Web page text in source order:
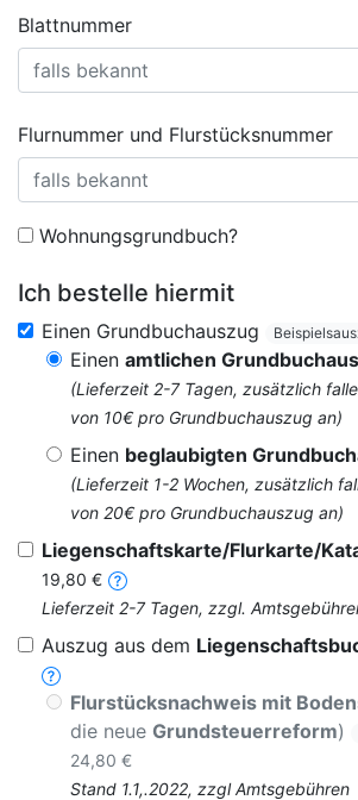
Blattnummer
Flurnummer und Flurstücksnummer
Wohnungsgrundbuch?
Ich bestelle hiermit
Einen Grundbuchauszug
Einen amtlichen
(Lieferzeit 2-7 Tagen, zusätzlich
von 10€ pro Grundbuchauszug an)
Einen beglaubigten
(Lieferzeit 1-2 Wochen, zusätzlich
von 20€ pro Grundbuchauszug an)
Liegenschaftskarte/Flurkarte/
19,80 €
Lieferzeit 2-7 Tagen, zzgl.
Auszug aus dem
Flurstücksnachweis mit
die neue Grundsteuerreform)
24,80 €
Stand 1.1,.2022, zzgl Amtsgebühren